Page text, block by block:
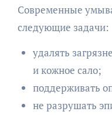
Современные
следующие задачи:
удалять
и кожное сало;
поддерживать
не разрушать